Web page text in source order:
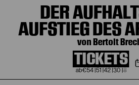
DER
AUFSTIEG DES
von Bertolt
TICKETS
€54 51 42 30 |8